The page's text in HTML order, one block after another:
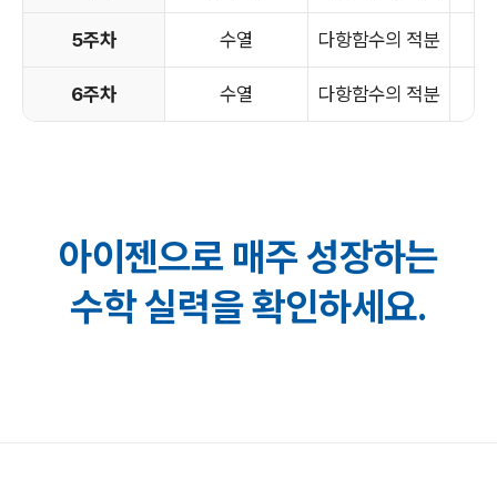
5주차 수열 다항함수의 적분
6주차 수열 다항함수의 적분
아이젠으로 매주 성장하는
수학 실력을 확인하세요.